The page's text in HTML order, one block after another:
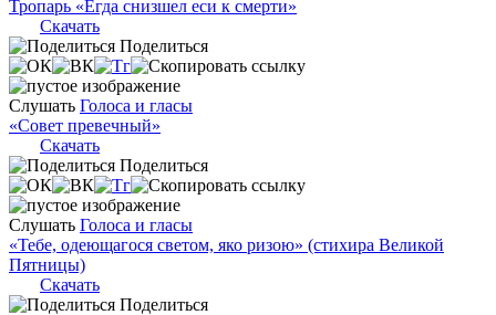
Тропарь «Егда снизшел еси к смерти»
Скачать
Поделиться
Слушать Голоса и гласы
«Совет превечный»
Скачать
Поделиться
Слушать Голоса и гласы
«Тебе, одеющагося светом, яко ризою» (стихира Великой
Пятницы)
Скачать
Поделиться